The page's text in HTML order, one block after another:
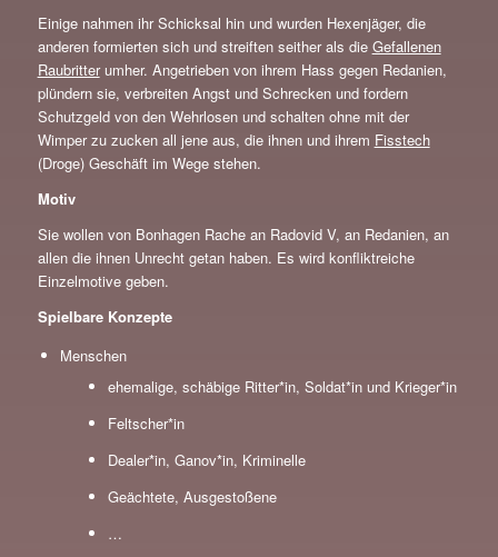
Einige nahmen ihr Schicksal hin und wurden Hexenjäger, die
anderen formierten sich und streiften seither als die Gefallenen
Raubritterumher. Angetrieben von ihrem Hass gegen Redanien,
plündern sie, verbreiten Angst und Schrecken und fordern
Schutzgeld von den Wehrlosen und schalten ohne mit der
Wimper zu zucken all jene aus, die ihnen und ihrem Fisstech
(Droge) Geschäft im Wege stehen.
Motiv
Sie wollen von Bonhagen Rache an Radovid V, an Redanien, an
allen die ihnen Unrecht getan haben. Es wird konfliktreiche
Einzelmotive geben.
Spielbare Konzepte
Menschen
ehemalige, schäbige Ritter*in, Soldat*in und Krieger*in
Feltscher*in
Dealer*in, Ganov*in, Kriminelle
Geächtete, Ausgestoßene
…